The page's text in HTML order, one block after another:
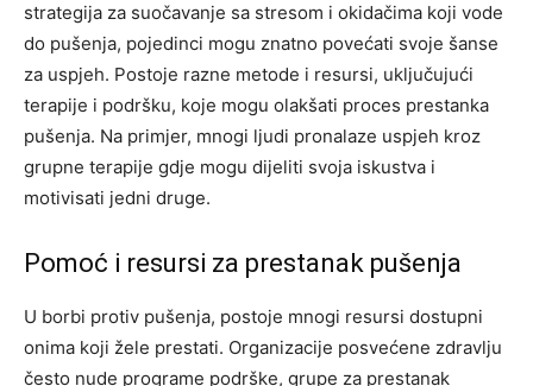
strategija za suočavanje sa stresom i okidačima koji vode
do pušenja, pojedinci mogu znatno povećati svoje šanse
za uspjeh. Postoje razne metode i resursi, uključujući
terapije i podršku, koje mogu olakšati proces prestanka
pušenja. Na primjer, mnogi ljudi pronalaze uspjeh kroz
grupne terapije gdje mogu dijeliti svoja iskustva i
motivisati jedni druge.
Pomoć i resursi za prestanak pušenja
U borbi protiv pušenja, postoje mnogi resursi dostupni
onima koji žele prestati. Organizacije posvećene zdravlju
često nude programe podrške, grupe za prestanak